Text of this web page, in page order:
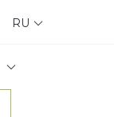
RU